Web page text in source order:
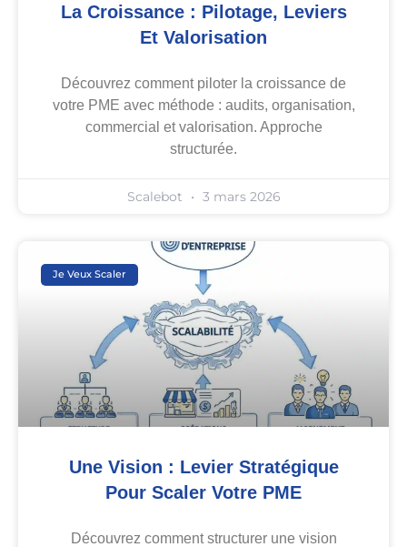
La Croissance : Pilotage, Leviers
Et Valorisation
Découvrez comment piloter la croissance de
votre PME avec méthode : audits, organisation,
commercial et valorisation. Approche
structurée.
Scalebot 3 mars 2026
Je Veux Scaler
Une Vision : Levier Stratégique
Pour Scaler Votre PME
Découvrez comment structurer une vision